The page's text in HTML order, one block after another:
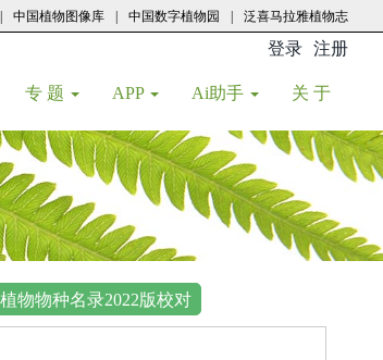
中国植物图像库 中国数字植物园 泛喜马拉雅植物志
登录 注册
专 题 APP Ai助手 关 于